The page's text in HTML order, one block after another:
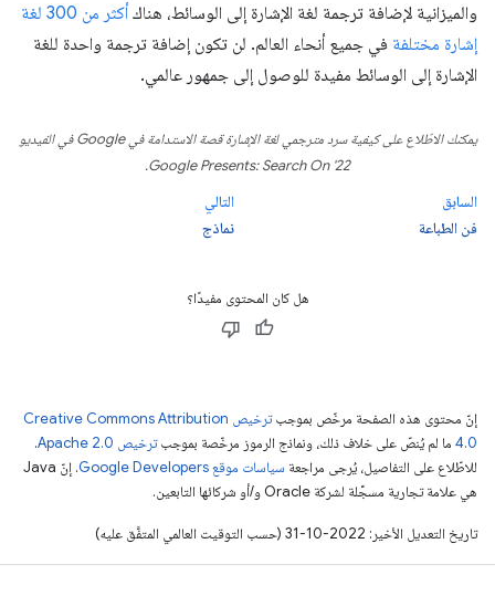
والميزانية لإضافة ترجمة لغة الإشارة إلى الوسائط، هناك
أكثر من 300 لغة
إشارة مختلفة في جميع أنحاء العالم. لن تكون إضافة ترجمة واحدة للغة
الإشارة إلى الوسائط مفيدة للوصول إلى جمهور عالمي.
يمكنك الاطّلاع على كيفية سرد مترجمي لغة الإشارة قصة الاستدامة في Google في الفيديو
Google Presents: Search On '22
.
السابق
فن الطباعة
التالي
نماذج
هل كان المحتوى مفيدًا؟
إنّ محتوى هذه الصفحة مرخّص بموجب
ترخيص Creative Commons Attribution
4.0‏ ما لم يُنصّ على خلاف ذلك، ونماذج الرموز مرخّصة بموجبترخيص Apache 2.0‏
.
للاطّلاع على التفاصيل، يُرجى مراجعة سياسات موقع Google Developers‏
. إنّ Java
هي علامة تجارية مسجَّلة لشركة Oracle و/أو شركائها التابعين.
تاريخ التعديل الأخير: 2022-10-31 (حسب التوقيت العالمي المتفَّق عليه)